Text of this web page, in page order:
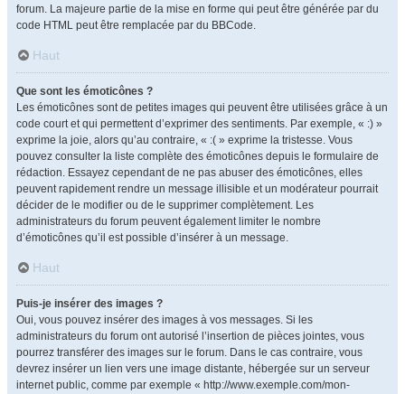
forum. La majeure partie de la mise en forme qui peut être générée par du
code HTML peut être remplacée par du BBCode.
Haut
Que sont les émoticônes ?
Les émoticônes sont de petites images qui peuvent être utilisées grâce à un
code court et qui permettent d’exprimer des sentiments. Par exemple, « :) »
exprime la joie, alors qu’au contraire, « :( » exprime la tristesse. Vous
pouvez consulter la liste complète des émoticônes depuis le formulaire de
rédaction. Essayez cependant de ne pas abuser des émoticônes, elles
peuvent rapidement rendre un message illisible et un modérateur pourrait
décider de le modifier ou de le supprimer complètement. Les
administrateurs du forum peuvent également limiter le nombre
d’émoticônes qu’il est possible d’insérer à un message.
Haut
Puis-je insérer des images ?
Oui, vous pouvez insérer des images à vos messages. Si les
administrateurs du forum ont autorisé l’insertion de pièces jointes, vous
pourrez transférer des images sur le forum. Dans le cas contraire, vous
devrez insérer un lien vers une image distante, hébergée sur un serveur
internet public, comme par exemple « http://www.exemple.com/mon-